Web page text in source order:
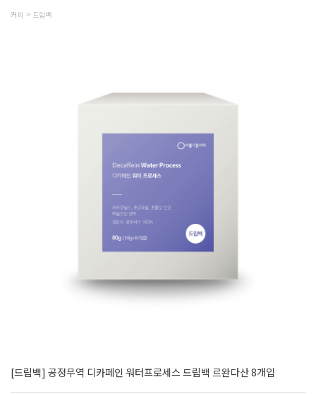
커피 드립백
[드립백] 공정무역 디카페인 워터프로세스 드립백 르완다산 8개입